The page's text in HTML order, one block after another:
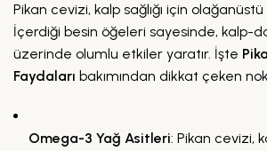
Pikan cevizi, kalp sağlığı için
İçerdiği besin öğeleri sayesinde, kalp-
üzerinde olumlu etkiler yaratır. İşte
Faydaları bakımından dikkat çeken
Omega-3 Yağ Asitleri: Pikan cevizi,